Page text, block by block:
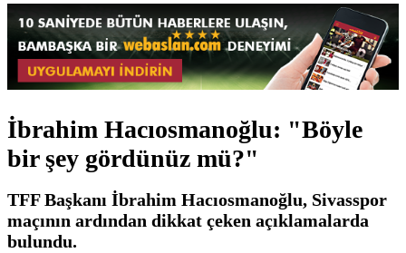
İbrahim Hacıosmanoğlu: "Böyle
bir şey gördünüz mü?"
TFF Başkanı İbrahim Hacıosmanoğlu, Sivasspor
maçının ardından dikkat çeken açıklamalarda
bulundu.